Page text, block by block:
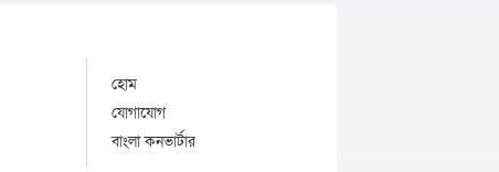
হোম
যোগাযোগ
বাংলা কনভার্টার